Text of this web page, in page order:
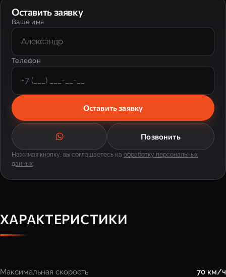
Оставить заявку
Ваше имя
Телефон
Оставить заявку
Позвонить
Нажимая кнопку, вы соглашаетесь на обработку персональных
данных.
ХАРАКТЕРИСТИКИ
Максимальная скорость 70 км/ч